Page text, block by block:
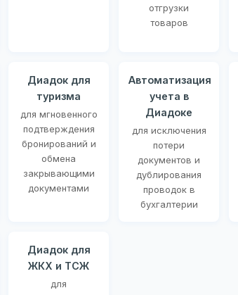
отгрузки
товаров
Диадок для
туризма
для мгновенного
подтверждения
бронирований и
обмена
закрывающими
документами
Автоматизация
учета в
Диадоке
для исключения
потери
документов и
дублирования
проводок в
бухгалтерии
Диадок для
ЖКХ и ТСЖ
для